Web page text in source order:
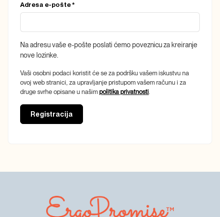
Adresa e-pošte *Obvezno
Na adresu vaše e-pošte poslati ćemo poveznicu za kreiranje
nove lozinke.
Vaši osobni podaci koristit će se za podršku vašem iskustvu na
ovoj web stranici, za upravljanje pristupom vašem računu i za
druge svrhe opisane u našim politika privatnosti.
Registracija